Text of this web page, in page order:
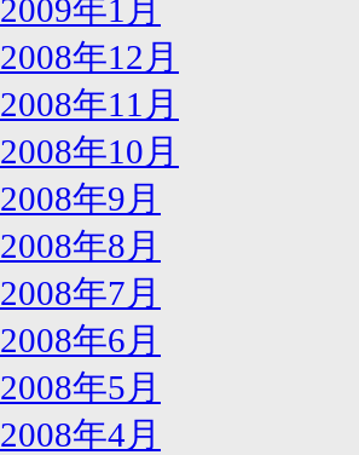
2009年1月
2008年12月
2008年11月
2008年10月
2008年9月
2008年8月
2008年7月
2008年6月
2008年5月
2008年4月